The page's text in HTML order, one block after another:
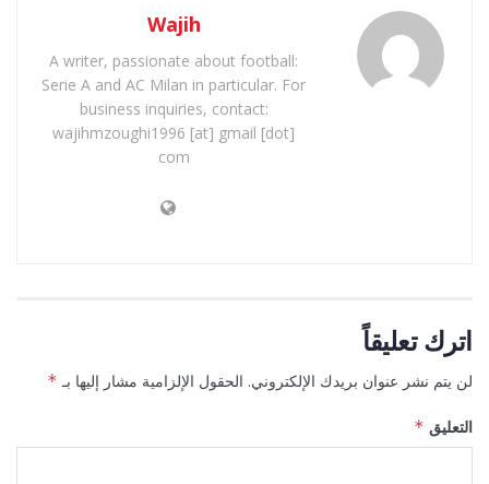
Wajih
A writer, passionate about football:
Serie A and AC Milan in particular. For
business inquiries, contact:
wajihmzoughi1996 [at] gmail [dot]
com
اترك تعليقاً
لن يتم نشر عنوان بريدك الإلكتروني. الحقول الإلزامية مشار إليها بـ *
التعليق *